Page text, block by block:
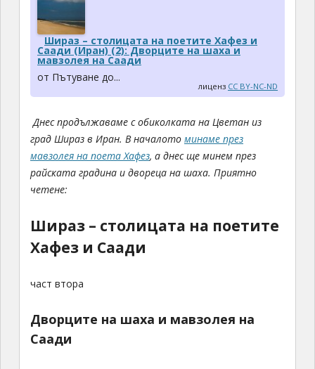
Шираз – столицата на поетите Хафез и
Саади (Иран) (2): Дворците на шаха и
мавзолея на Саади
от Пътуване до...
лиценз CC BY-NC-ND
Днес продължаваме с обиколката на Цветан из
град Шираз в Иран. В началото минаме през
мавзолея на поета Хафез, а днес ще минем през
райската градина и двореца на шаха. Приятно
четене:
Шираз – столицата на поетите
Хафез и Саади
част втора
Дворците на шаха и мавзолея на
Саади